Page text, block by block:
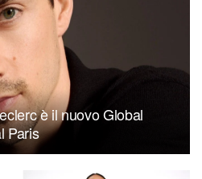
è il nuovo Global
Paris